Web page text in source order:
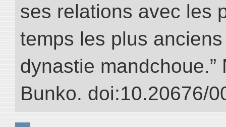
ses relations avec les
temps les plus
dynastie mandchoue.”
Bunko. doi:10.20676/